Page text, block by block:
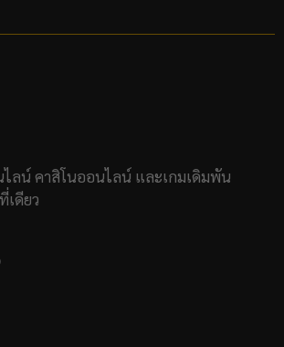
ไลน์ คาสิโนออนไลน์ และเกมเดิมพัน
เดียว